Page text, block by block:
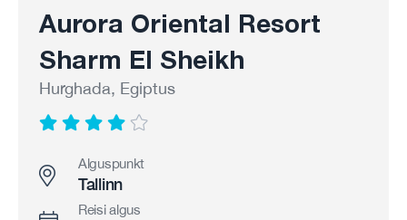
Aurora Oriental Resort
Sharm El Sheikh
Hurghada, Egiptus
Alguspunkt
Tallinn
Reisi algus